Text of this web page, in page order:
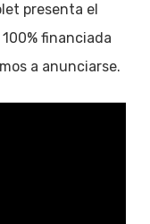
presenta el
financiada
a anunciarse.